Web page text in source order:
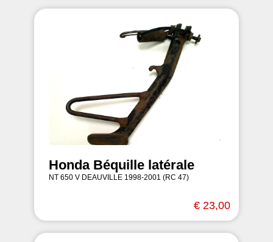
Honda Béquille latérale
NT 650 V DEAUVILLE 1998-2001 (RC 47)
€ 23,00